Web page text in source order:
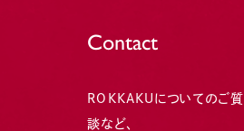
Contact
ROKKAKUについてのご
談など、